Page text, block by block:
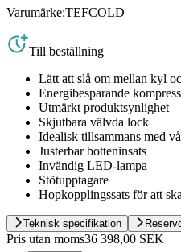
Varumärke:TEFCOLD
Till beställning
Lätt att slå om mellan kyl
Energibesparande
Utmärkt produktsynlighet
Skjutbara välvda lock
Idealisk tillsammans med
Justerbar botteninsats
Invändig LED-lampa
Stötupptagare
Hopkopplingssats för att
Teknisk specifikation
Pris utan moms36 398,00 SEK